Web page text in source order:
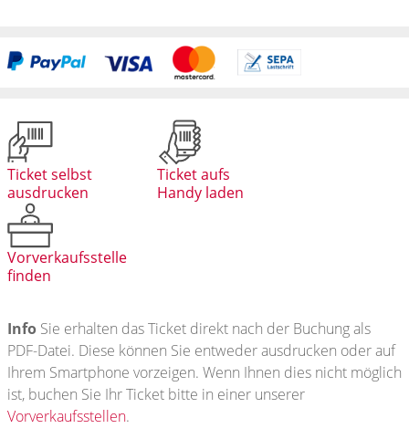
Ticket selbst
ausdrucken
Ticket aufs
Handy laden
Vorverkaufsstelle
finden
Info Sie erhalten das Ticket direkt nach der Buchung als
PDF-Datei. Diese können Sie entweder ausdrucken oder auf
Ihrem Smartphone vorzeigen. Wenn Ihnen dies nicht möglich
ist, buchen Sie Ihr Ticket bitte in einer unserer
Vorverkaufsstellen.